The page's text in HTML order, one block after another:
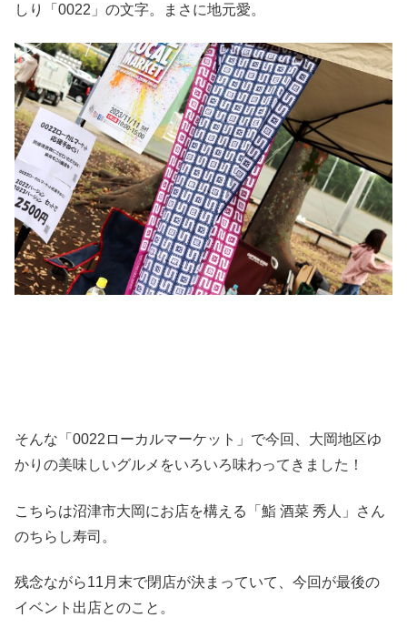
しり「0022」の文字。まさに地元愛。
そんな「0022ローカルマーケット」で今回、大岡地区ゆ
かりの美味しいグルメをいろいろ味わってきました！
こちらは沼津市大岡にお店を構える「鮨 酒菜 秀人」さん
のちらし寿司。
残念ながら11月末で閉店が決まっていて、今回が最後の
イベント出店とのこと。